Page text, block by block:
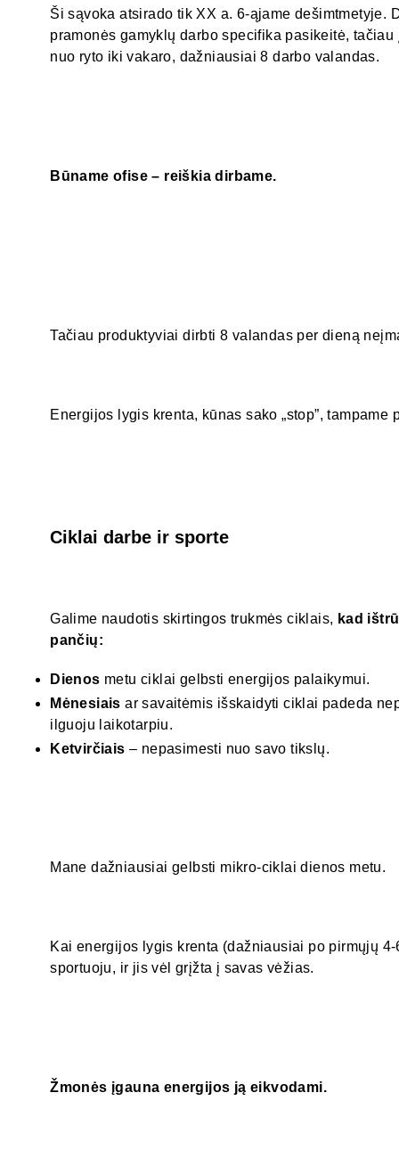
Ši sąvoka atsirado tik XX a. 6-ąjame dešimtmetyje.
pramonės gamyklų darbo specifika pasikeitė,
nuo ryto iki vakaro, dažniausiai 8 darbo valandas.
Būname ofise – reiškia dirbame.
Tačiau produktyviai dirbti 8 valandas per dieną
Energijos lygis krenta, kūnas sako „stop”, tampame
Ciklai darbe ir sporte
Galime naudotis skirtingos trukmės ciklais, kad
pančių:
Dienos metu ciklai gelbsti energijos palaikymui.
Mėnesiais ar savaitėmis išskaidyti ciklai padeda
ilguoju laikotarpiu.
Ketvirčiais – nepasimesti nuo savo tikslų.
Mane dažniausiai gelbsti mikro-ciklai dienos metu.
Kai energijos lygis krenta (dažniausiai po pirmųjų
sportuoju, ir jis vėl grįžta į savas vėžias.
Žmonės įgauna energijos ją eikvodami.